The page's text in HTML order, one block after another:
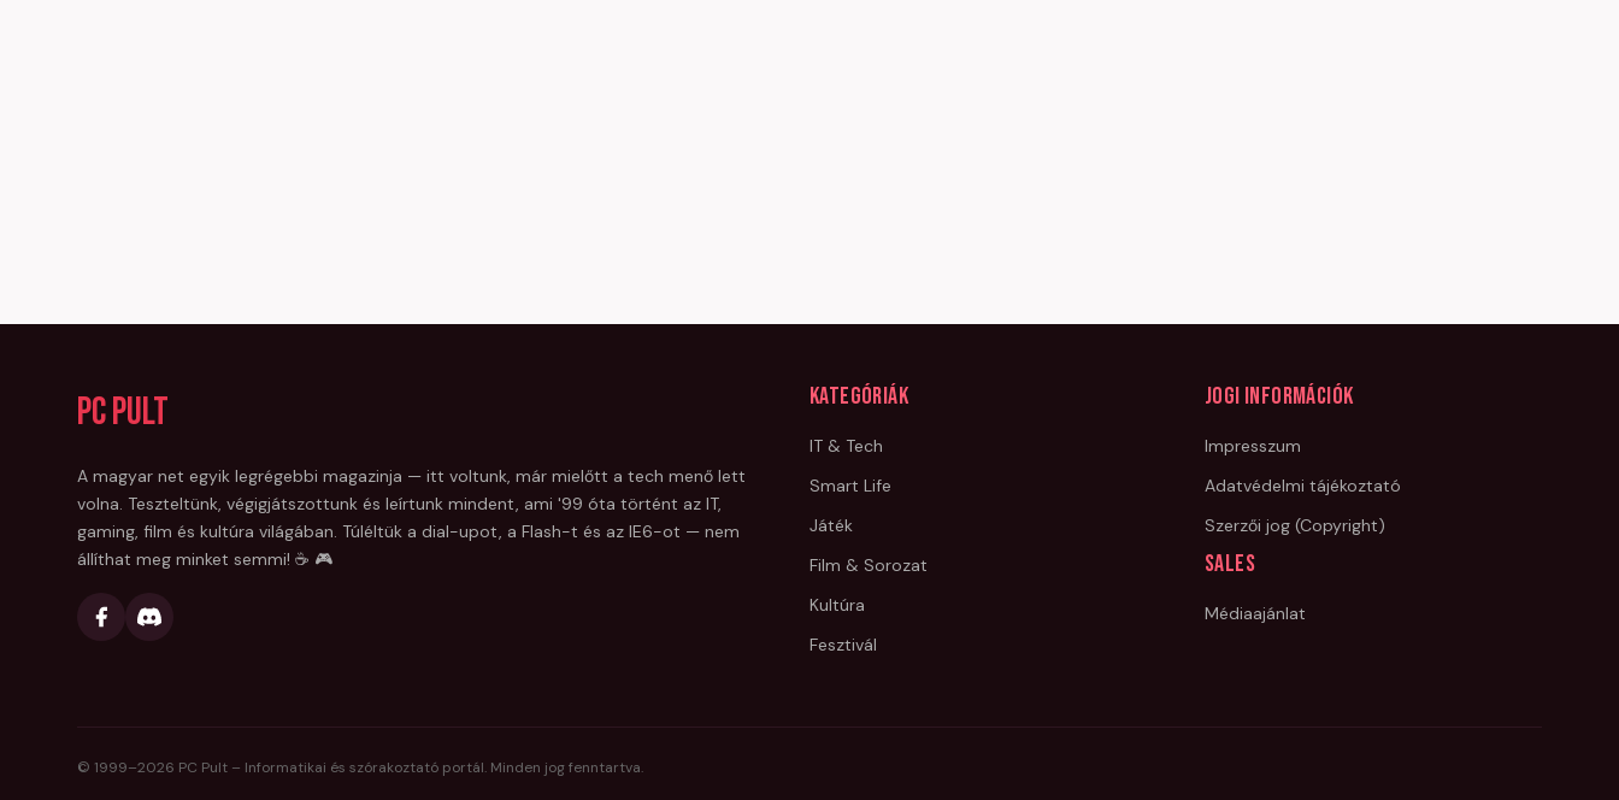
PC Pult
A magyar net egyik legrégebbi magazinja — itt voltunk, már mielőtt a tech menő lett
volna. Teszteltünk, végigjátszottunk és leírtunk mindent, ami '99 óta történt az IT,
gaming, film és kultúra világában. Túléltük a dial-upot, a Flash-t és az IE6-ot — nem
állíthat meg minket semmi! ☕ 🎮
Kategóriák
IT & Tech
Smart Life
Játék
Film & Sorozat
Kultúra
Fesztivál
Jogi információk
Impresszum
Adatvédelmi tájékoztató
Szerzői jog (Copyright)
Sales
Médiaajánlat
© 1999–2026 PC Pult – Informatikai és szórakoztató portál. Minden jog fenntartva.